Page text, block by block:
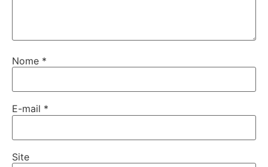
Nome *
E-mail *
Site